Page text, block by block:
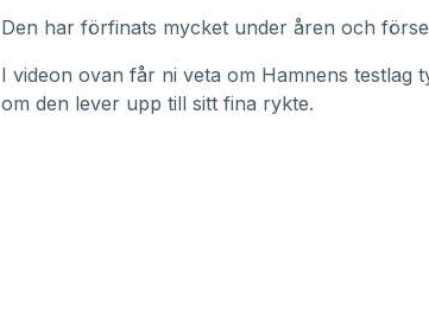
Den har förfinats mycket under åren och
I videon ovan får ni veta om Hamnens testlag
om den lever upp till sitt fina rykte.